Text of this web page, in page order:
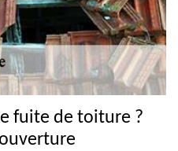
fuite de toiture ?